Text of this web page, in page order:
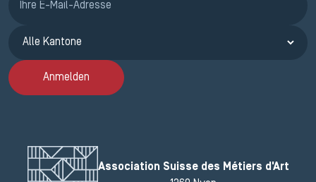
Anmelden
Association Suisse des Métiers d'Art